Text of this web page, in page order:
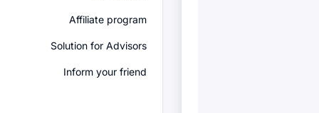
Affiliate program
Solution for Advisors
Inform your friend